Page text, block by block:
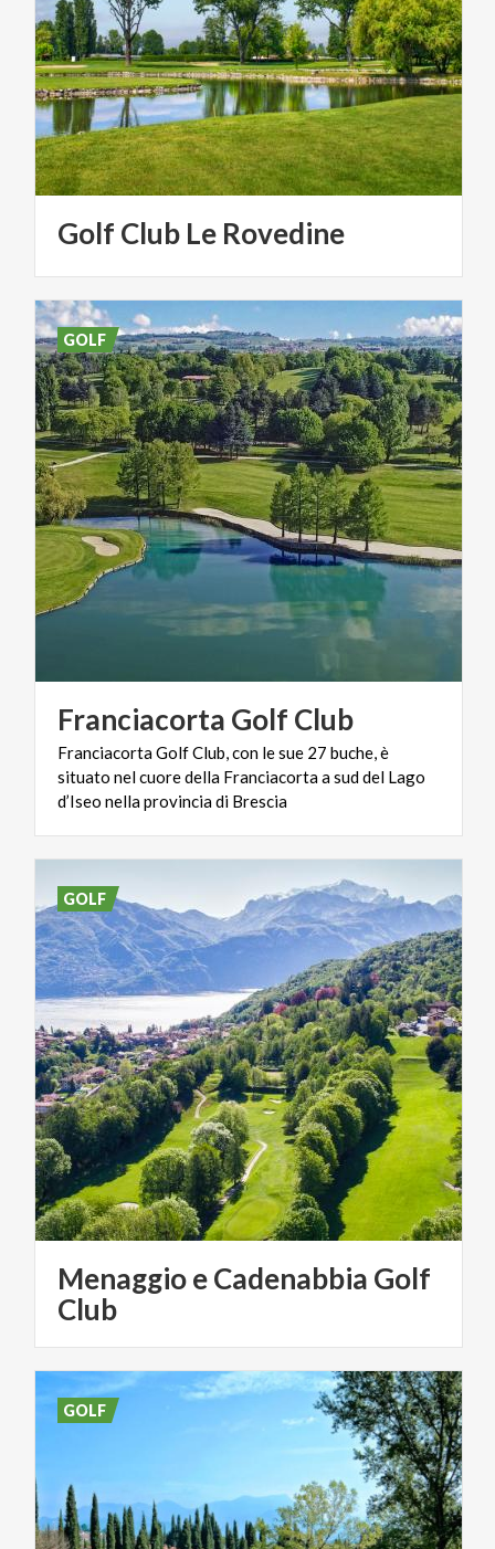
Golf Club Le Rovedine
Franciacorta Golf Club
Franciacorta Golf Club, con le sue 27 buche, è
situato nel cuore della Franciacorta a sud del Lago
d’Iseo nella provincia di Brescia
GOLF
Menaggio e Cadenabbia Golf
Club
GOLF
GOLF